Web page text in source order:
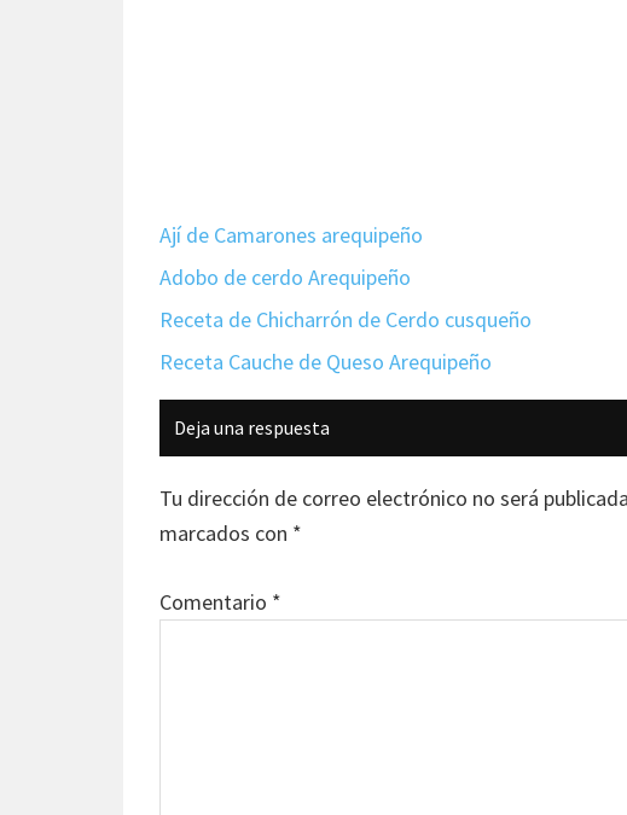
Ají de Camarones arequipeño
Adobo de cerdo Arequipeño
Receta de Chicharrón de Cerdo cusqueño
Receta Cauche de Queso Arequipeño
Interacciones
con
los
lectores
Deja una respuesta
Tu dirección de correo electrónico no será
marcados con *
Comentario *